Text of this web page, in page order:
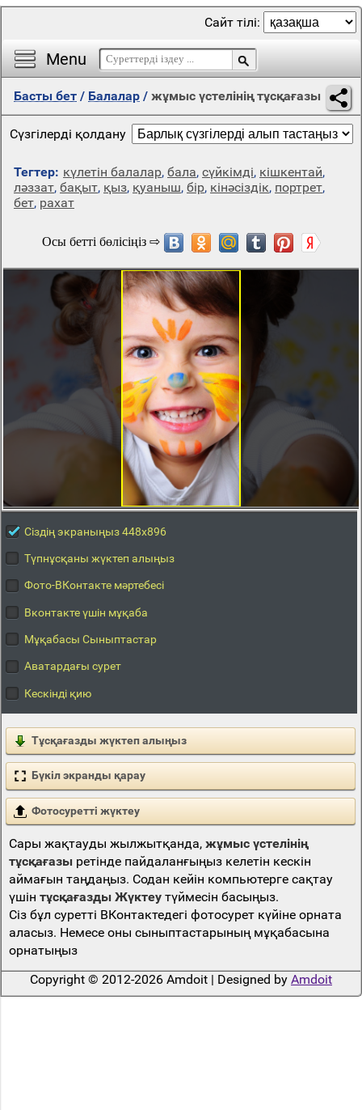
Menu
Сайт тілі:
Басты бет / Балалар / жұмыс үстелінің тұсқағазы
Сүзгілерді қолдану
Тегтер: күлетін балалар, бала, сүйкімді, кішкентай,
ләззат, бақыт, қыз, қуаныш, бір, кінәсіздік, портрет,
бет, рахат
Сіздің экраныңыз 448x896
Түпнұсқаны жүктеп алыңыз
Фото-ВКонтакте мәртебесі
Вконтакте үшін мұқаба
Мұқабасы Сыныптастар
Аватардағы сурет
Кескінді қию
Тұсқағазды жүктеп алыңыз
Бүкіл экранды қарау
Фотосуретті жүктеу
Сары жақтауды жылжытқанда, жұмыс үстелінің
тұсқағазыретінде пайдаланғыңыз келетін кескін
аймағын таңдаңыз. Содан кейін компьютерге сақтау
үшін тұсқағазды Жүктеутүймесін басыңыз.
Сіз бұл суретті ВКонтактедегі фотосурет күйіне орната
аласыз. Немесе оны сыныптастарының мұқабасына
орнатыңыз
Copyright © 2012-2026 Amdoit | Designed by Amdoit